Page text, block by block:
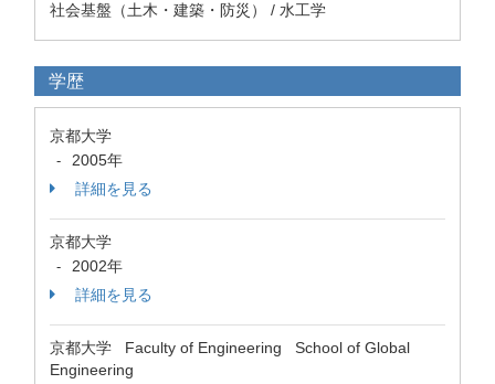
社会基盤（土木・建築・防災） / 水工学
学歴
京都大学
-
2005年
詳細を見る
京都大学
-
2002年
詳細を見る
京都大学 Faculty of Engineering School of Global
Engineering